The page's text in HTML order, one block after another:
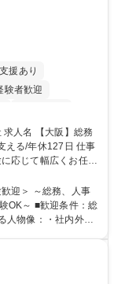
援あり
験者歓迎
り 食事補助あり
/年休127日 仕事
応じて幅広くお任せ
務所勤務ですが、
り・宿泊を伴う国内
助け合いながら、総
迎＞ ～総務、人事
OK～ ■歓迎条件：総